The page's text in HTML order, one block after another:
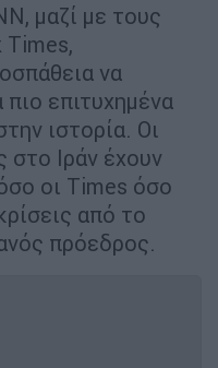
μαζί με τους
Times,
να
επιτυχημένα
ιστορία. Οι
στο Ιράν έχουν
οι Times όσο
από το
πρόεδρος.